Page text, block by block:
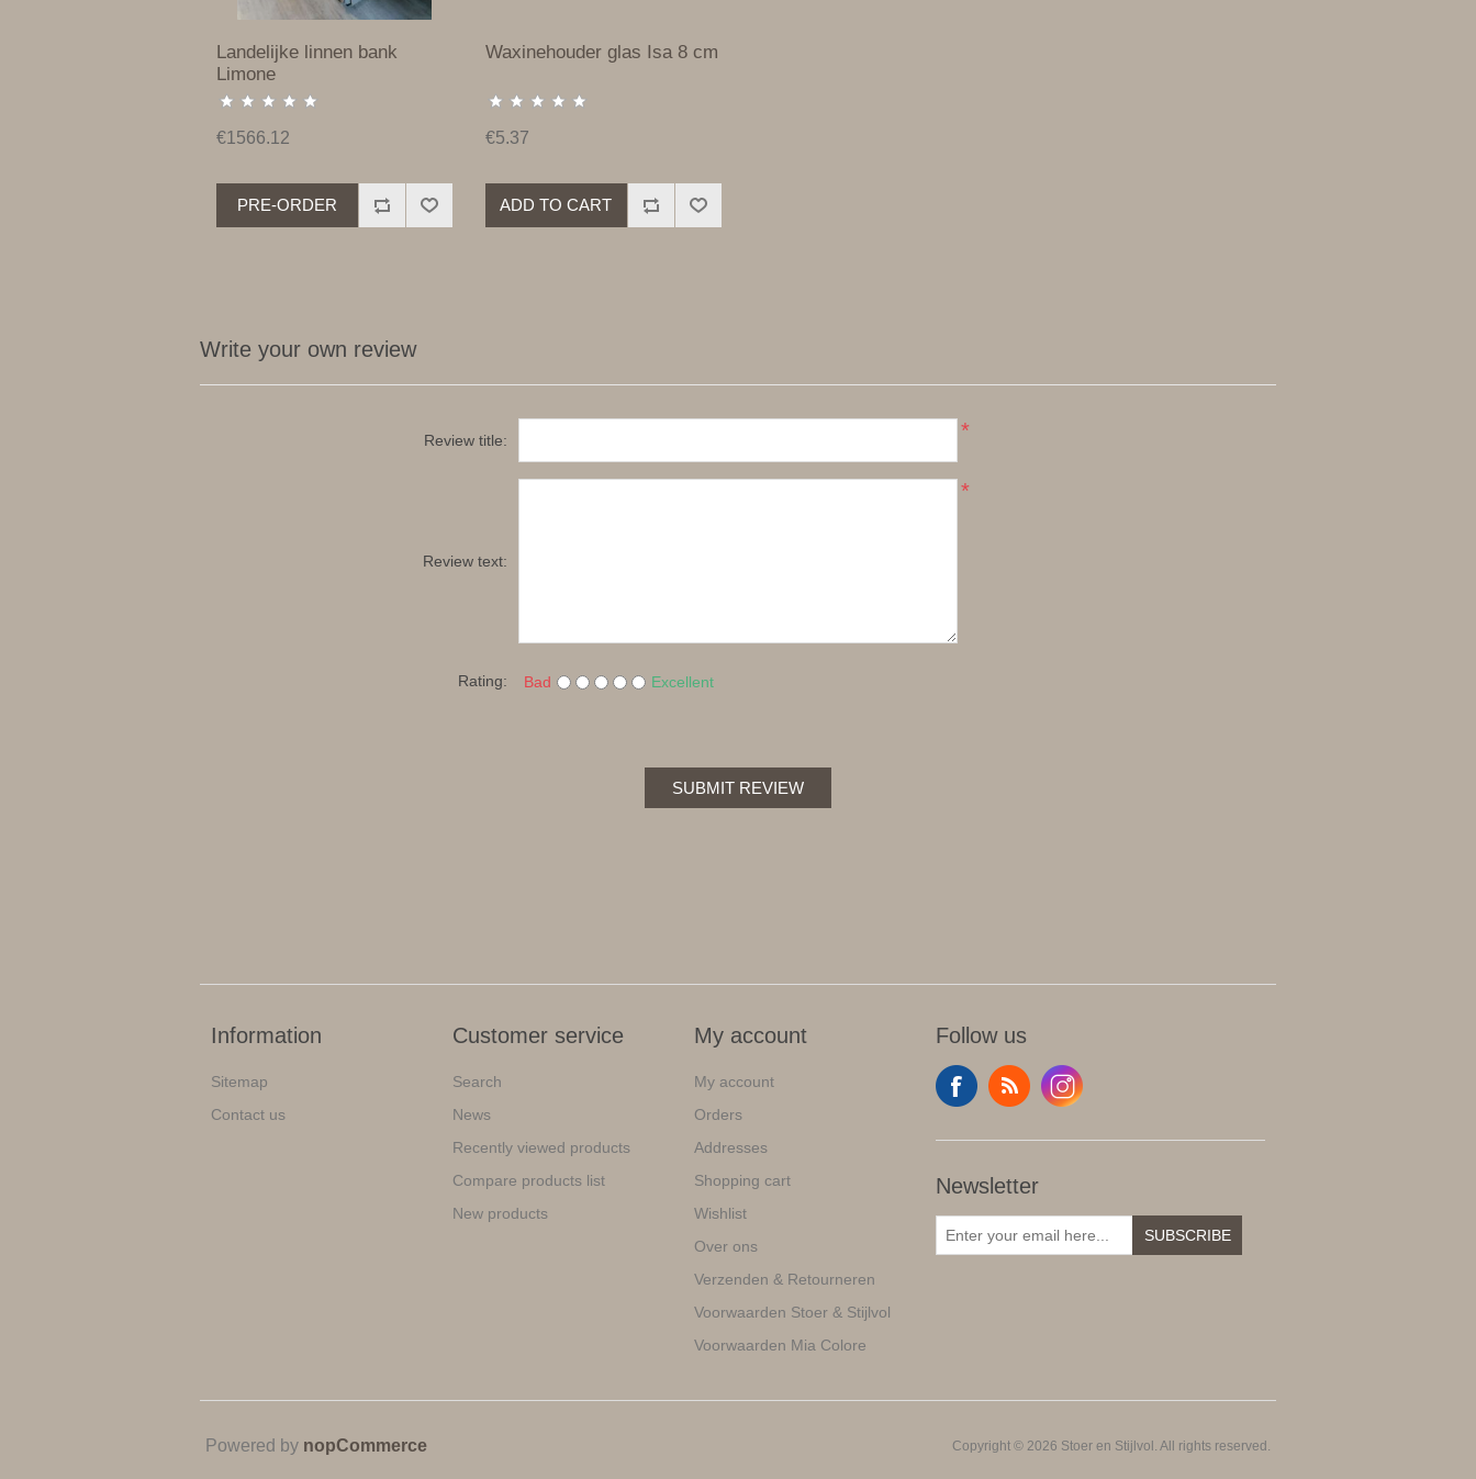
Landelijke linnen bank
Limone
€1566.12
PRE-ORDER
Waxinehouder glas Isa 8 cm
€5.37
ADD TO CART
Write your own review
Review title: *
Review text:
*
Rating: Bad Excellent
SUBMIT REVIEW
Information
Sitemap
Contact us
Customer service
Search
News
Recently viewed products
Compare products list
New products
My account
My account
Orders
Addresses
Shopping cart
Wishlist
Over ons
Verzenden & Retourneren
Voorwaarden Stoer & Stijlvol
Voorwaarden Mia Colore
Follow us
Newsletter
SUBSCRIBE
Copyright © 2026 Stoer en Stijlvol. All rights reserved.
Powered by nopCommerce